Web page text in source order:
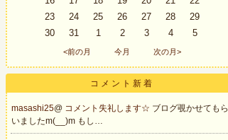
23
24 25 26 27 28
29
30
31 1 2 3 4 5
<前の月 今月 次の月>
コメント新着
masashi25@ コメント失礼します☆ ブログ覗かせてもら
いましたm(__)m もし…